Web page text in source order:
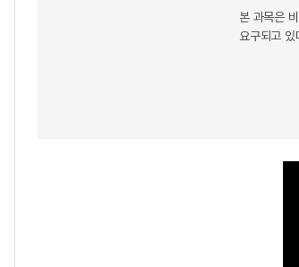
본 과목은
요구되고